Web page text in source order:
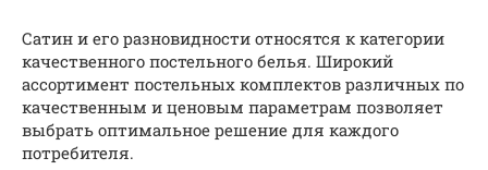
Сатин и его разновидности относятся к категории
качественного постельного белья. Широкий
ассортимент постельных комплектов различных по
качественным и ценовым параметрам позволяет
выбрать оптимальное решение для каждого
потребителя.